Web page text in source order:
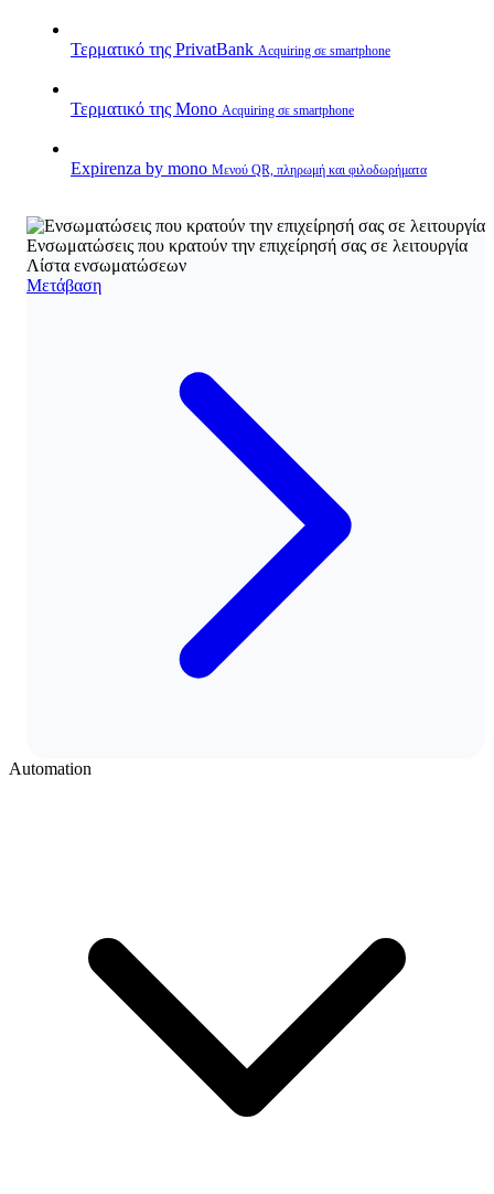
Τερματικό της PrivatBank Acquiring σε smartphone
Τερματικό της Mono Acquiring σε smartphone
Expirenza by mono Μενού QR, πληρωμή και φιλοδωρήματα
Ενσωματώσεις που κρατούν την επιχείρησή σας σε λειτουργία
Λίστα ενσωματώσεων
Μετάβαση
Automation